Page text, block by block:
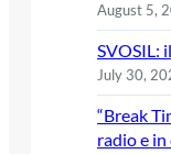
August 5,
SVOSIL:
July 30,
“Break
radio e